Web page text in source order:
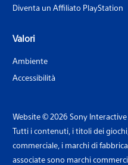
Diventa un Affiliato PlayStation
Valori
Ambiente
Accessibilità
Website © 2026 Sony
Tutti i contenuti, i titoli dei
commerciale, i marchi di
associate sono marchi